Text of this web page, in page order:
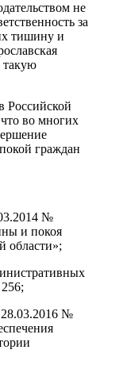
не
за
тишину и
такую
Российской
во многих
граждан
№
и покоя
области»;
28.03.2016 №